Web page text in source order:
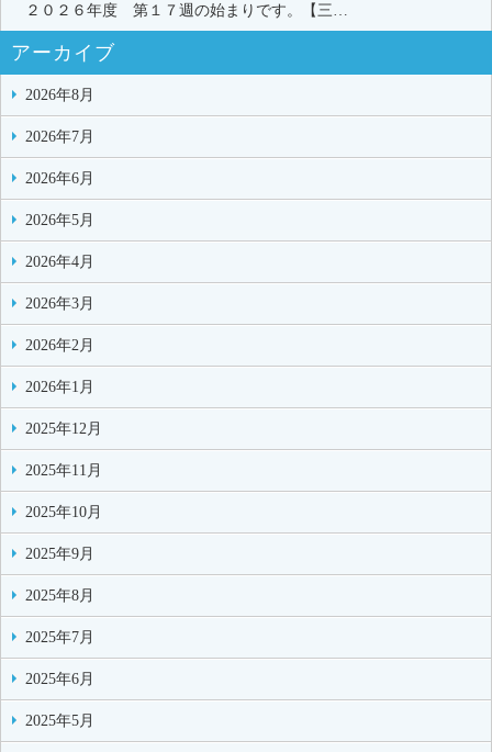
２０２６年度 第１７週の始まりです。【三…
アーカイブ
2026年8月
2026年7月
2026年6月
2026年5月
2026年4月
2026年3月
2026年2月
2026年1月
2025年12月
2025年11月
2025年10月
2025年9月
2025年8月
2025年7月
2025年6月
2025年5月